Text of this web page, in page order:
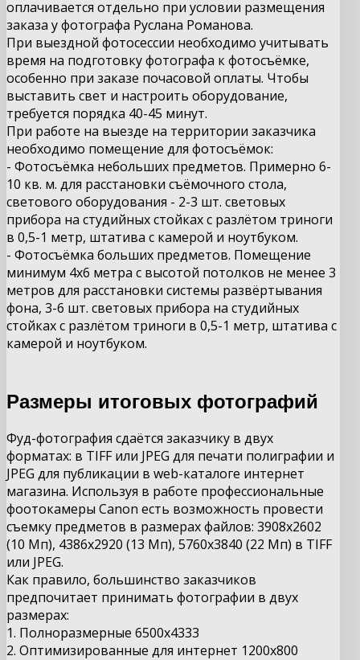
оплачивается отдельно при условии размещения
заказа у фотографа Руслана Романова.
При выездной фотосессии необходимо учитывать
время на подготовку фотографа к фотосъёмке,
особенно при заказе почасовой оплаты. Чтобы
выставить свет и настроить оборудование,
требуется порядка 40-45 минут.
При работе на выезде на территории заказчика
необходимо помещение для фотосъёмок:
- Фотосъёмка небольших предметов. Примерно 6-
10 кв. м. для расстановки съёмочного стола,
светового оборудования - 2-3 шт. световых
прибора на студийных стойках с разлётом триноги
в 0,5-1 метр, штатива с камерой и ноутбуком.
- Фотосъёмка больших предметов. Помещение
минимум 4х6 метра с высотой потолков не менее 3
метров для расстановки системы развёртывания
фона, 3-6 шт. световых прибора на студийных
стойках с разлётом триноги в 0,5-1 метр, штатива с
камерой и ноутбуком.
Размеры итоговых фотографий
Фуд-фотография сдаётся заказчику в двух
форматах: в TIFF или JPEG для печати полиграфии и
JPEG для публикации в web-каталоге интернет
магазина. Используя в работе профессиональные
фоотокамеры Canon есть возможность провести
съемку предметов в размерах файлов: 3908х2602
(10 Мп), 4386х2920 (13 Мп), 5760х3840 (22 Мп) в TIFF
или JPEG.
Как правило, большинство заказчиков
предпочитает принимать фотографии в двух
размерах:
1. Полноразмерные 6500х4333
2. Оптимизированные для интернет 1200х800